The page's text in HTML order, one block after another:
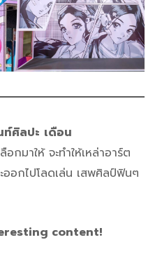
ท์ศิลปะ เดือน
อกมาให้ จะทำให้เหล่าอาร์ต
ออกไปโลดเล่น เสพศิลป์ฟินๆ
content!